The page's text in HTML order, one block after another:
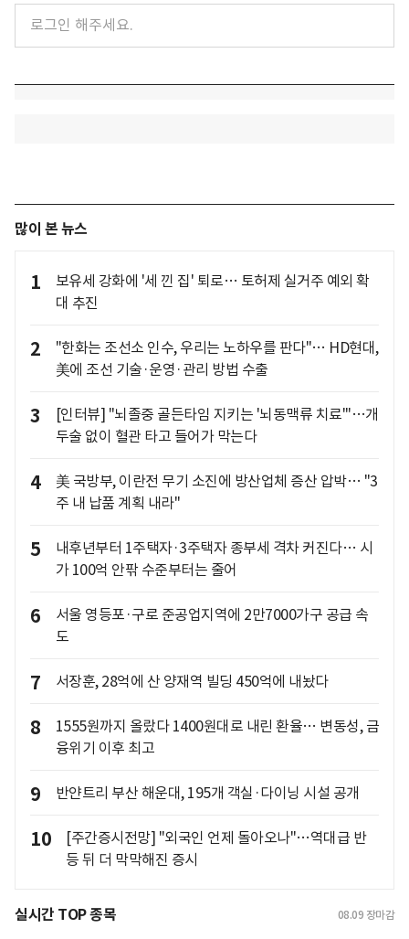
많이 본 뉴스
1
보유세 강화에 '세 낀 집' 퇴로… 토허제 실거주 예외 확
대 추진
2
"한화는 조선소 인수, 우리는 노하우를 판다"… HD현대,
美에 조선 기술·운영·관리 방법 수출
3
[인터뷰] "뇌졸중 골든타임 지키는 '뇌동맥류 치료'"…개
두술 없이 혈관 타고 들어가 막는다
4
美 국방부, 이란전 무기 소진에 방산업체 증산 압박… "3
주 내 납품 계획 내라"
5
내후년부터 1주택자·3주택자 종부세 격차 커진다… 시
가 100억 안팎 수준부터는 줄어
6
서울 영등포·구로 준공업지역에 2만7000가구 공급 속
도
7 서장훈, 28억에 산 양재역 빌딩 450억에 내놨다
8
1555원까지 올랐다 1400원대로 내린 환율… 변동성, 금
융위기 이후 최고
9 반얀트리 부산 해운대, 195개 객실·다이닝 시설 공개
10
[주간증시전망] "외국인 언제 돌아오나"…역대급 반
등 뒤 더 막막해진 증시
실시간 TOP 종목 08.09 장마감